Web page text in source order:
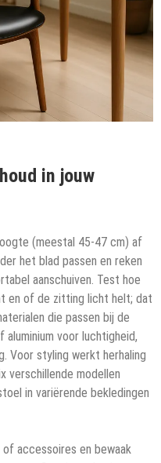
in jouw
(meestal 45-47 cm) af
het blad passen en reken
aanschuiven. Test hoe
en of de zitting licht helt; dat
die passen bij de
voor luchtigheid,
Voor styling werkt herhaling
verschillende modellen
in variërende bekledingen
accessoires en bewaak